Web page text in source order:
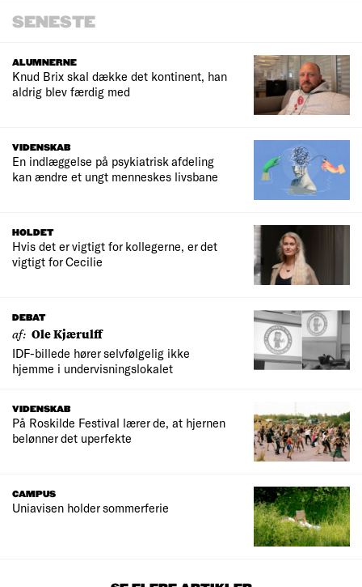
SENESTE
ALUMNERNE
Knud Brix skal dække det kontinent, han
aldrig blev færdig med
VIDENSKAB
En indlæggelse på psykiatrisk afdeling
kan ændre et ungt menneskes livsbane
HOLDET
Hvis det er vigtigt for kollegerne, er det
vigtigt for Cecilie
DEBAT
af: Ole Kjærulff
IDF-billede hører selvfølgelig ikke
hjemme i undervisningslokalet
VIDENSKAB
På Roskilde Festival lærer de, at hjernen
belønner det uperfekte
CAMPUS
Uniavisen holder sommerferie